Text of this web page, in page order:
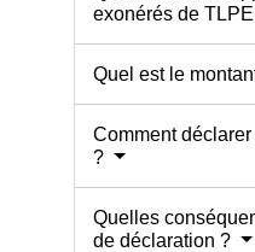
exonérés de
Quel est le
Comment
?
Quelles
de déclaration ?